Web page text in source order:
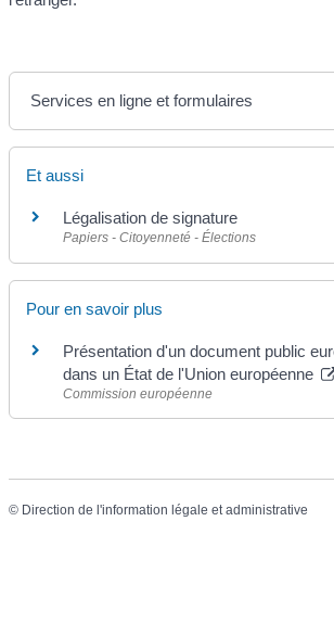
Services en ligne et formulaires
Et aussi
Légalisation de signature
Papiers - Citoyenneté - Élections
Pour en savoir plus
Présentation d'un document public
dans un État de l'Union européenne
Commission européenne
© Direction de l'information légale et administrative